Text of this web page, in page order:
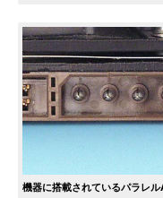
機器に搭載されているパラレ